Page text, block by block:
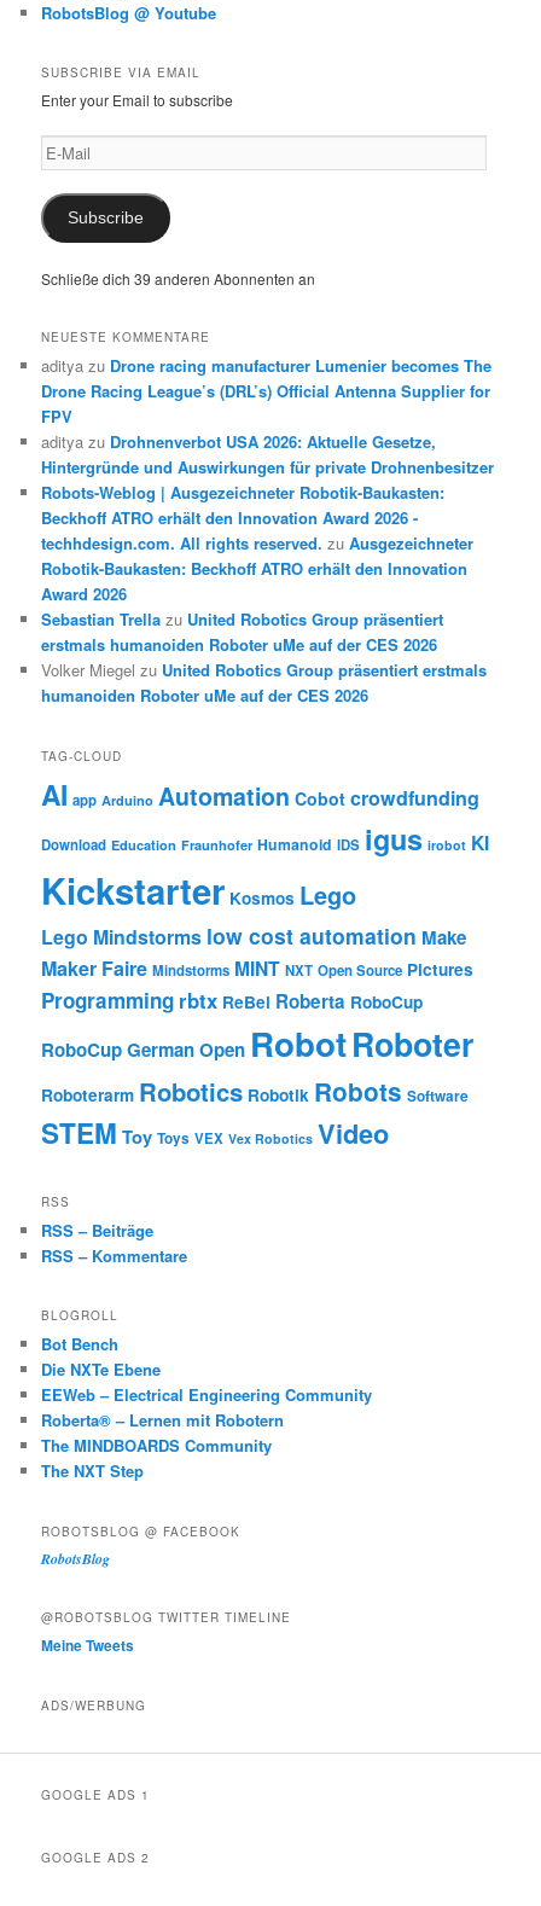
RobotsBlog @ Youtube
SUBSCRIBE VIA EMAIL
Enter your Email to subscribe
E-
Mail
Subscribe
Schließe dich 39 anderen Abonnenten an
NEUESTE KOMMENTARE
aditya zu Drone racing manufacturer Lumenier becomes The
Drone Racing League’s (DRL’s) Official Antenna Supplier for
FPV
aditya zu Drohnenverbot USA 2026: Aktuelle Gesetze,
Hintergründe und Auswirkungen für private Drohnenbesitzer
Robots-Weblog | Ausgezeichneter Robotik-Baukasten:
Beckhoff ATRO erhält den Innovation Award 2026 -
techhdesign.com. All rights reserved. zuAusgezeichneter
Robotik-Baukasten: Beckhoff ATRO erhält den Innovation
Award 2026
Sebastian Trella zu United Robotics Group präsentiert
erstmals humanoiden Roboter uMe auf der CES 2026
Volker Miegel zu United Robotics Group präsentiert erstmals
humanoiden Roboter uMe auf der CES 2026
TAG-CLOUD
AI app Arduino Automation Cobot crowdfunding
Download Education Fraunhofer Humanoid IDS igus irobot KI
Kickstarter Kosmos Lego
Lego Mindstorms low cost automation Make
Maker Faire Mindstorms MINT NXT Open Source Pictures
Programming rbtx ReBel Roberta RoboCup
RoboCup German Open RobotRoboter
Roboterarm Robotics Robotik Robots Software
STEM Toy Toys VEX Vex Robotics Video
RSS
RSS – Beiträge
RSS – Kommentare
BLOGROLL
Bot Bench
Die NXTe Ebene
EEWeb – Electrical Engineering Community
Roberta® – Lernen mit Robotern
The MINDBOARDS Community
The NXT Step
ROBOTSBLOG @ FACEBOOK
RobotsBlog
@ROBOTSBLOG TWITTER TIMELINE
Meine Tweets
ADS/WERBUNG
GOOGLE ADS 1
GOOGLE ADS 2